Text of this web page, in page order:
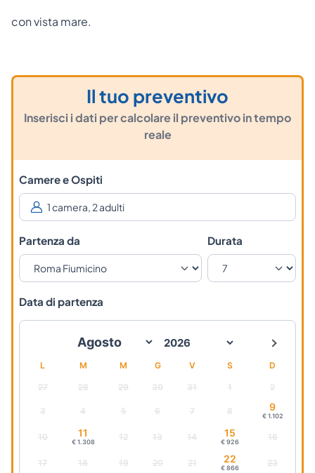
con vista mare.
Il tuo preventivo
Inserisci i dati per calcolare il preventivo in tempo
reale
Camere e Ospiti
Partenza da Durata
Data di partenza
L M M G V S D
27 28 29 30 31 1 2
3 4 5 6 7 8 9
€ 1.102
10 11
€ 1.308 12 13 14 15
€ 926 16
17 18 19 20 21 22
€ 866 23